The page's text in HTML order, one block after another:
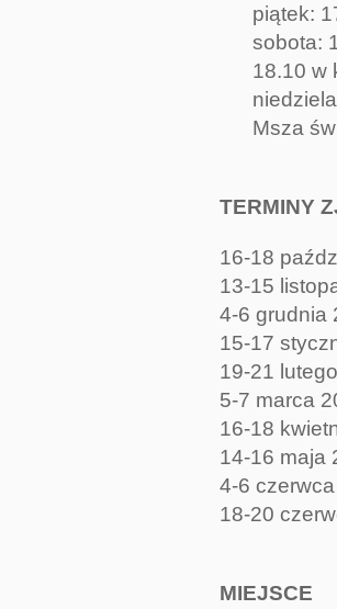
piątek:
sobota:
18.10 w
Msza
TERMINY
16-18
13-15
4-6 grudnia
15-17
19-21
5-7 marca
16-18
14-16 maja
4-6
18-20
MIEJSCE